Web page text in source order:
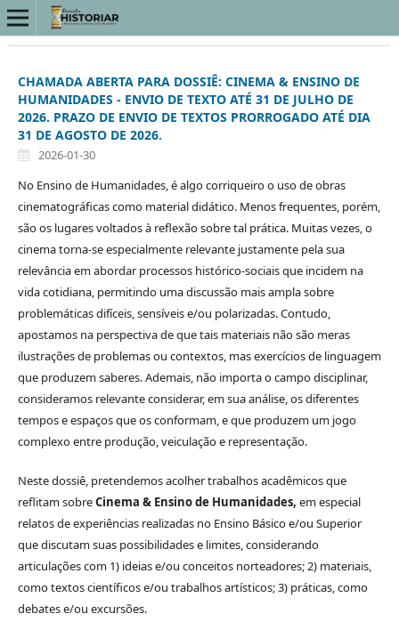
CHAMADA ABERTA PARA DOSSIÊ: CINEMA & ENSINO DE
HUMANIDADES - ENVIO DE TEXTO ATÉ 31 DE JULHO DE
2026. PRAZO DE ENVIO DE TEXTOS PRORROGADO ATÉ DIA
31 DE AGOSTO DE 2026.
2026-01-30
No Ensino de Humanidades, é algo corriqueiro o uso de obras
cinematográficas como material didático. Menos frequentes, porém,
são os lugares voltados à reflexão sobre tal prática. Muitas vezes, o
cinema torna-se especialmente relevante justamente pela sua
relevância em abordar processos histórico-sociais que incidem na
vida cotidiana, permitindo uma discussão mais ampla sobre
problemáticas difíceis, sensíveis e/ou polarizadas. Contudo,
apostamos na perspectiva de que tais materiais não são meras
ilustrações de problemas ou contextos, mas exercícios de linguagem
que produzem saberes. Ademais, não importa o campo disciplinar,
consideramos relevante considerar, em sua análise, os diferentes
tempos e espaços que os conformam, e que produzem um jogo
complexo entre produção, veiculação e representação.
Neste dossiê, pretendemos acolher trabalhos acadêmicos que
reflitam sobreCinema & Ensino de Humanidades, em especial
relatos de experiências realizadas no Ensino Básico e/ou Superior
que discutam suas possibilidades e limites, considerando
articulações com 1) ideias e/ou conceitos norteadores; 2) materiais,
como textos científicos e/ou trabalhos artísticos; 3) práticas, como
debates e/ou excursões.